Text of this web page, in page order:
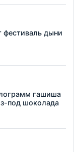
фестиваль дыни
гашиша
под шоколада